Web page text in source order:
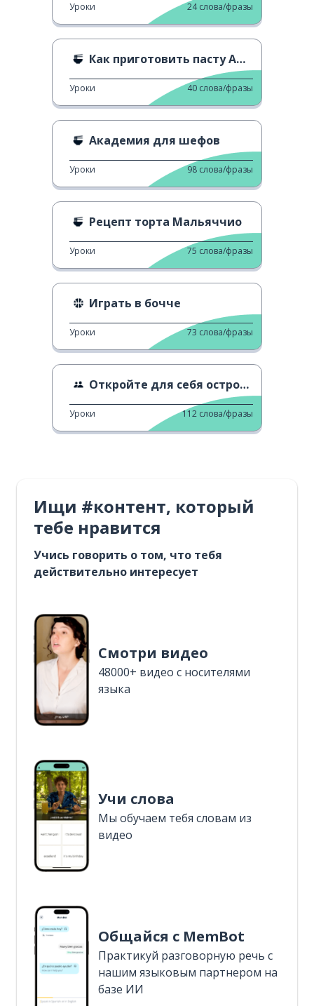
Уроки 24 слова/фразы
Как приготовить пасту Аматричана
Уроки 40 слова/фразы
Академия для шефов
Уроки 98 слова/фразы
Рецепт торта Мальяччио
Уроки 75 слова/фразы
Играть в бочче
Уроки 73 слова/фразы
Откройте для себя остров Монте-Изола
Уроки 112 слова/фразы
Ищи #контент, который
тебе нравится
Учись говорить о том, что тебя
действительно интересует
Смотри видео
48000+ видео с носителями
языка
Учи слова
Мы обучаем тебя словам из
видео
Общайся с MemBot
Практикуй разговорную речь с
нашим языковым партнером на
базе ИИ